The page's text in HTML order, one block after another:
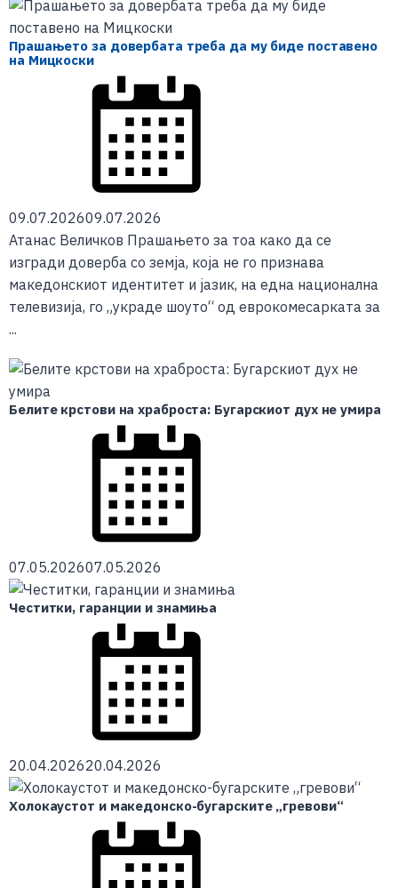
Прашањето за довербата треба да му биде поставено
на Мицкоски
09.07.202609.07.2026
Атанас Величков Прашањето за тоа како да се
изгради доверба со земја, која не го признава
македонскиот идентитет и јазик, на една национална
телевизија, го „украде шоуто“ од еврокомесарката за
...
Белите крстови на храброста: Бугарскиот дух не умира
07.05.202607.05.2026
Честитки, гаранции и знамиња
20.04.202620.04.2026
Холокаустот и македонско-бугарските „гревови“